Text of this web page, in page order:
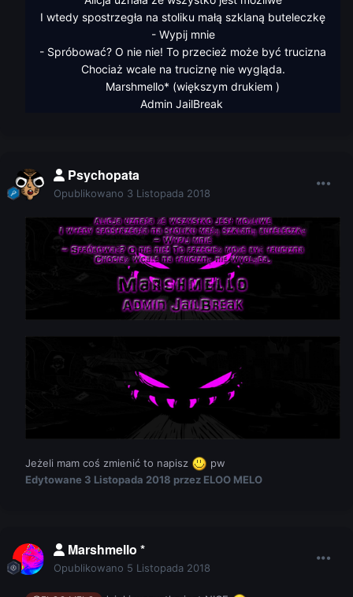
I wtedy spostrzegła na stoliku małą szklaną buteleczkę
- Wypij mnie
- Spróbować? O nie nie! To przecież może być trucizna
Chociaż wcale na truciznę nie wygląda.
Marshmello* (większym drukiem )
Admin JailBreak
Psychopata
Opublikowano 3 Listopada 2018
Jeżeli mam coś zmienić to napisz
pw
Edytowane 3 Listopada 2018 przez ELOO MELO
Marshmello *
Opublikowano 5 Listopada 2018